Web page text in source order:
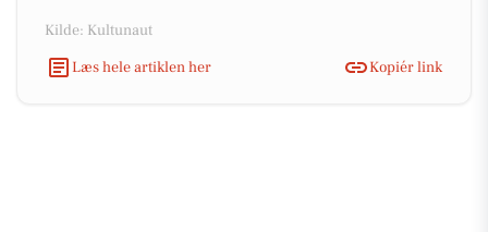
Kilde: Kultunaut
Læs hele artiklen her
Kopiér link